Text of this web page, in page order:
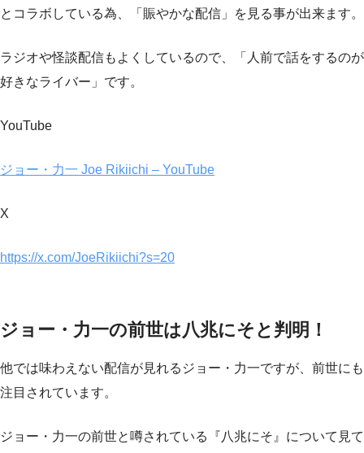
とコラボしている為、「賑やかな配信」を見る事が出来ます。
ラジオや怪談配信もよくしているので、「人前で話をするのが
好きなライバー」です。
YouTube
ジョー・力一 Joe Rikiichi – YouTube
X
https://x.com/JoeRikiichi?s=20
ジョー・力一の前世は八兆にそと判明！
他では味わえない配信が見れるジョー・力一ですが、前世にも
注目されています。
ジョー・力一の前世と噂されている『八兆にそ』について見て